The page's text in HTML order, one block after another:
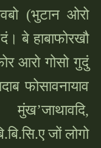
(भुटान ओरो
बे हाबाफोरखौ
आरो गोसो गुदुं
फोसावनायाव
मुंख’जाथावदि,
जों लोगो